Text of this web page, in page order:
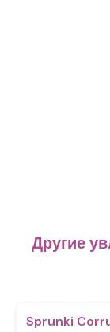
Другие
Sprunki